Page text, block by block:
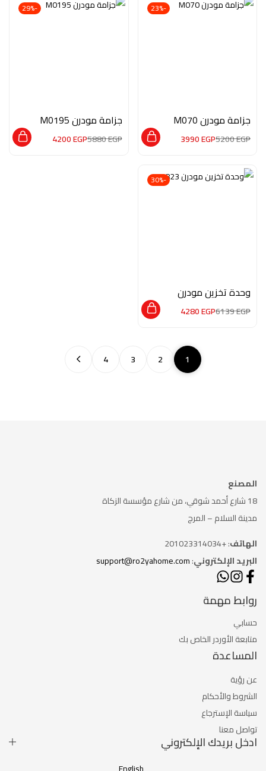
-23%
جزامة مودرن M070
5200EGP
3990EGP
-29%
جزامة مودرن M0195
5880EGP
4200EGP
-30%
وحدة تخزين مودرن
M0823
6139EGP
4280EGP
1
2
3
4
المصنع
18 شارع أحمد شوقي، من شارع
مؤسسة الزكاة
مدينة السلام – المرج
الهاتف: +201023314034
البريد الإلكتروني:
support@ro2yahome.com
روابط مهمة
حسابي
متابعة الأوردر الخاص بك
المساعدة
عن رؤية
الشروط والأحكام
سياسة الإسترجاع
تواصل معنا
ادخل بريدك الإلكتروني